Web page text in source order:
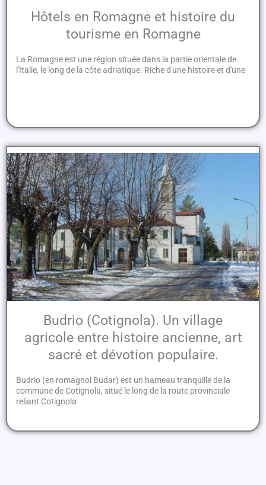
Hôtels en Romagne et histoire du
tourisme en Romagne
La Romagne est une région située dans la partie orientale de
l'Italie, le long de la côte adriatique. Riche d'une histoire et d'une
Budrio (Cotignola). Un village
agricole entre histoire ancienne, art
sacré et dévotion populaire.
Budrio (en romagnol Budar) est un hameau tranquille de la
commune de Cotignola, situé le long de la route provinciale
reliant Cotignola